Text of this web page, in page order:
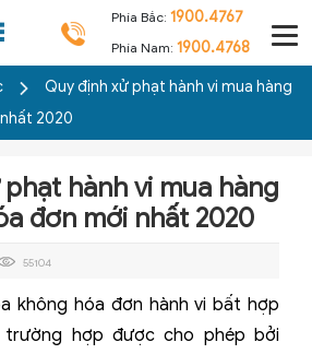
Phía Bắc: 1900.4767
Phía Nam: 1900.4768
Quy định xử phạt hành vi mua hàng
2020
hành vi mua hàng
đơn mới nhất 2020
55104
không hóa đơn hành vi bất hợp
hợp được cho phép bởi